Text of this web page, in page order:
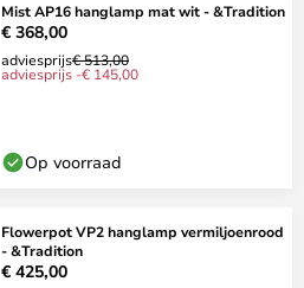
Mist AP16 hanglamp mat wit - &Tradition
€ 368,00
adviesprijs€ 513,00
adviesprijs -€ 145,00
Op voorraad
Flowerpot VP2 hanglamp vermiljoenrood
- &Tradition
€ 425,00